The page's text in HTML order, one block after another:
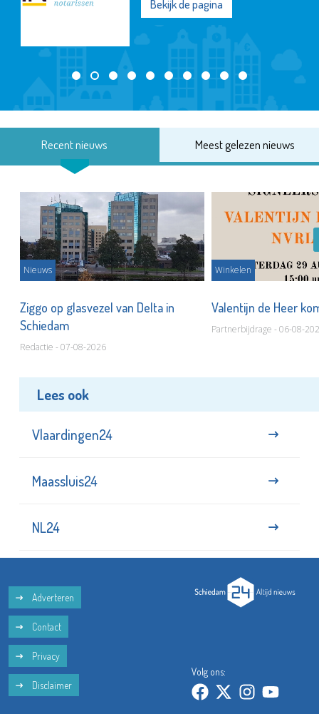
Bekijk de pagina
Recent nieuws Meest gelezen nieuws
Nieuws
Ziggo op glasvezel van Delta in
Schiedam
Redactie - 07-08-2026
Winkelen
Valentijn de Heer
Partnerbijdrage - 06-08-
Lees ook
Vlaardingen24
Maassluis24
NL24
Adverteren
Contact
Privacy
Disclaimer
Volg ons: